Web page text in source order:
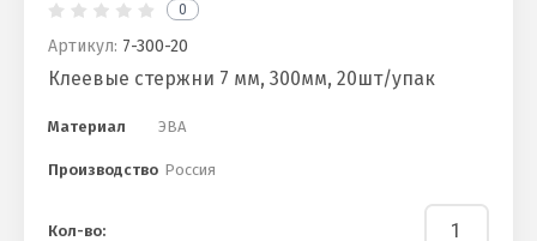
0
Артикул: 7-300-20
Клеевые стержни 7 мм, 300мм, 20шт/упак
Материал ЭВА
Производство Россия
Кол-во: